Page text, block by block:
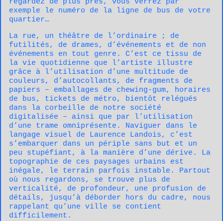
regardez de plus près, vous verrez par
exemple le numéro de la ligne de bus de votre
quartier…
La rue, un théâtre de l’ordinaire ; de
futilités, de drames, d’événements et de non
événements en tout genre. C’est ce tissu de
la vie quotidienne que l’artiste illustre
grâce à l’utilisation d’une multitude de
couleurs, d’autocollants, de fragments de
papiers – emballages de chewing-gum, horaires
de bus, tickets de métro, bientôt relégués
dans la corbeille de notre société
digitalisée – ainsi que par l’utilisation
d’une trame omniprésente. Naviguer dans le
langage visuel de Laurence Landois, c’est
s’embarquer dans un périple sans but et un
peu stupéfiant, à la manière d’une dérive. La
topographie de ces paysages urbains est
inégale, le terrain parfois instable. Partout
où nous regardons, se trouve plus de
verticalité, de profondeur, une profusion de
détails, jusqu’à déborder hors du cadre, nous
rappelant qu’une ville se contient
difficilement.